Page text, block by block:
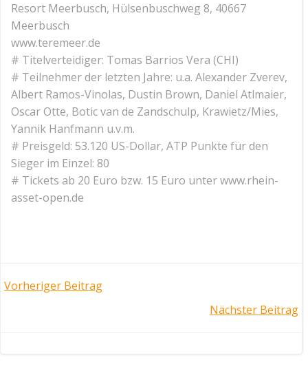
Resort Meerbusch, Hülsenbuschweg 8, 40667
Meerbusch
www.teremeer.de
# Titelverteidiger: Tomas Barrios Vera (CHI)
# Teilnehmer der letzten Jahre: u.a. Alexander Zverev,
Albert Ramos-Vinolas, Dustin Brown, Daniel Atlmaier,
Oscar Otte, Botic van de Zandschulp, Krawietz/Mies,
Yannik Hanfmann u.v.m.
# Preisgeld: 53.120 US-Dollar, ATP Punkte für den
Sieger im Einzel: 80
# Tickets ab 20 Euro bzw. 15 Euro unter www.rhein-
asset-open.de
Post
Vorheriger Beitrag
Nächster Beitrag